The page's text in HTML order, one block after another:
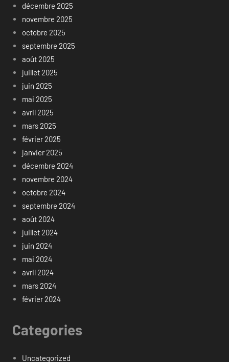
décembre 2025
novembre 2025
octobre 2025
septembre 2025
août 2025
juillet 2025
juin 2025
mai 2025
avril 2025
mars 2025
février 2025
janvier 2025
décembre 2024
novembre 2024
octobre 2024
septembre 2024
août 2024
juillet 2024
juin 2024
mai 2024
avril 2024
mars 2024
février 2024
Categories
Uncategorized